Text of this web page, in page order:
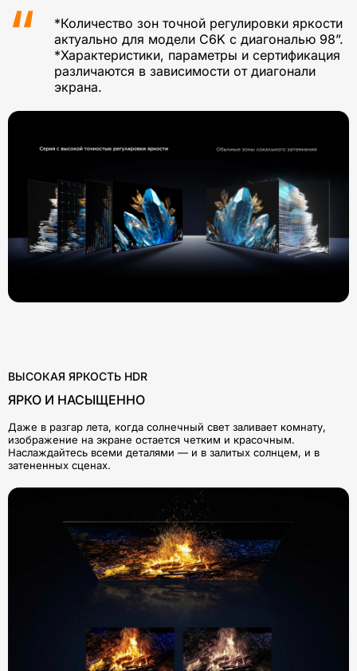
*Количество зон точной регулировки яркости
актуально для модели C6K с диагональю 98”.
*Характеристики, параметры и сертификация
различаются в зависимости от диагонали
экрана.
ВЫСОКАЯ ЯРКОСТЬ HDR
ЯРКО И НАСЫЩЕННО
Даже в разгар лета, когда солнечный свет заливает комнату,
изображение на экране остается четким и красочным.
Наслаждайтесь всеми деталями — и в залитых солнцем, и в
затененных сценах.